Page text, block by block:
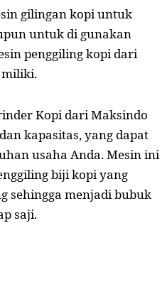
gilingan kopi untuk
untuk di gunakan
penggiling kopi dari
miliki.
Kopi dari Maksindo
kapasitas, yang dapat
usaha Anda. Mesin ini
biji kopi yang
sehingga menjadi bubuk
saji.